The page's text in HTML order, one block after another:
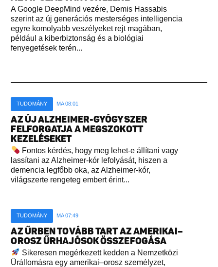
A Google DeepMind vezére, Demis Hassabis
szerint az új generációs mesterséges intelligencia
egyre komolyabb veszélyeket rejt magában,
például a kiberbiztonság és a biológiai
fenyegetések terén...
TUDOMÁNY MA 08:01
AZ ÚJ ALZHEIMER-GYÓGYSZER
FELFORGATJA A MEGSZOKOTT
KEZELÉSEKET
Fontos kérdés, hogy meg lehet-e állítani vagy
lassítani az Alzheimer-kór lefolyását, hiszen a
demencia legfőbb oka, az Alzheimer-kór,
világszerte rengeteg embert érint...
TUDOMÁNY MA 07:49
AZ ŰRBEN TOVÁBB TART AZ AMERIKAI–
OROSZ ŰRHAJÓSOK ÖSSZEFOGÁSA
Sikeresen megérkezett kedden a Nemzetközi
Űrállomásra egy amerikai–orosz személyzet,